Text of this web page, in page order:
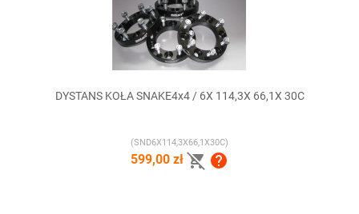
DYSTANS KOŁA SNAKE4x4 / 6X 114,3X 66,1X 30C
(SND6X114,3X66,1X30C)
599,00 zł  